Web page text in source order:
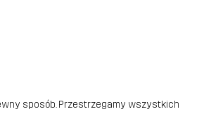
sposób. Przestrzegamy wszystkich